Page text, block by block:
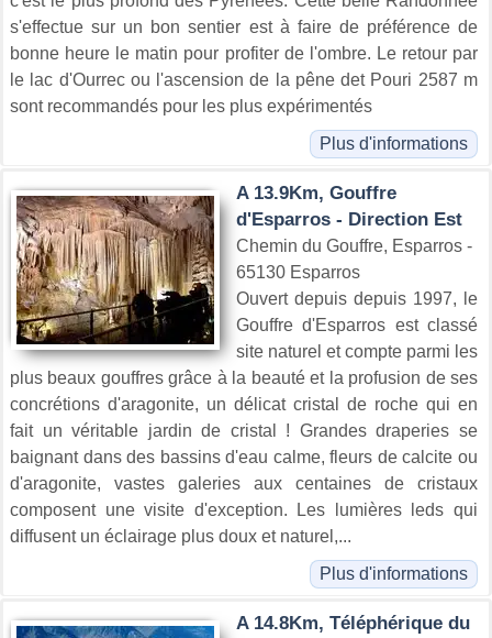
s'effectue sur un bon sentier est à faire de préférence de
bonne heure le matin pour profiter de l'ombre. Le retour par
le lac d'Ourrec ou l'ascension de la pêne det Pouri 2587 m
sont recommandés pour les plus expérimentés
Plus d'informations
A 13.9Km, Gouffre
d'Esparros - Direction Est
Chemin du Gouffre, Esparros -
65130 Esparros
Ouvert depuis depuis 1997, le
Gouffre d'Esparros est classé
site naturel et compte parmi les
plus beaux gouffres grâce à la beauté et la profusion de ses
concrétions d'aragonite, un délicat cristal de roche qui en
fait un véritable jardin de cristal ! Grandes draperies se
baignant dans des bassins d'eau calme, fleurs de calcite ou
d'aragonite, vastes galeries aux centaines de cristaux
composent une visite d'exception. Les lumières leds qui
diffusent un éclairage plus doux et naturel,...
Plus d'informations
A 14.8Km, Téléphérique du